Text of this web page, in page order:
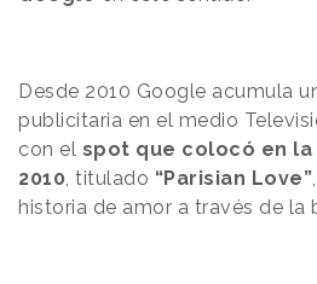
Desde 2010 Google acumula
publicitaria en el medio
con el spot que colocó en la
2010 , titulado “Parisian Love”
historia de amor a través de la